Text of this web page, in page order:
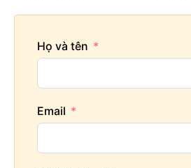
Họ và tên
Email